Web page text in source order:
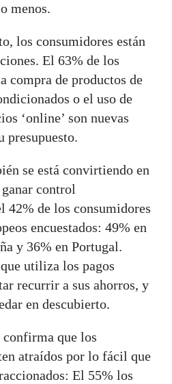
menos.
los consumidores están
El 63% de los
compra de productos de
o el uso de
‘online’ son nuevas
presupuesto.
se está convirtiendo en
control
42% de los consumidores
encuestados: 49% en
y 36% en Portugal.
utiliza los pagos
recurrir a sus ahorros, y
en descubierto.
que los
atraídos por lo fácil que
El 55% los